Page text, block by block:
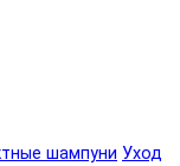
шампуни Уход